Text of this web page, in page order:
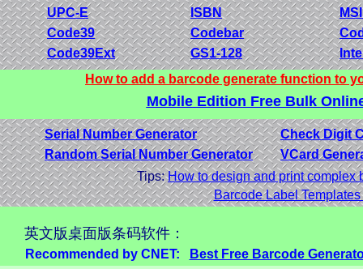
UPC-E
ISBN
Code39
Codebar
Code39Ext
GS1-128
How to add a barcode generate function to
Mobile Edition Free Bulk
Serial Number Generator
Check Digit
Random Serial Number Generator
VCard
Tips:How to design and print complex
Barcode Label
英文版桌面版条码软件：
Recommended by CNET: Best Free Barcode